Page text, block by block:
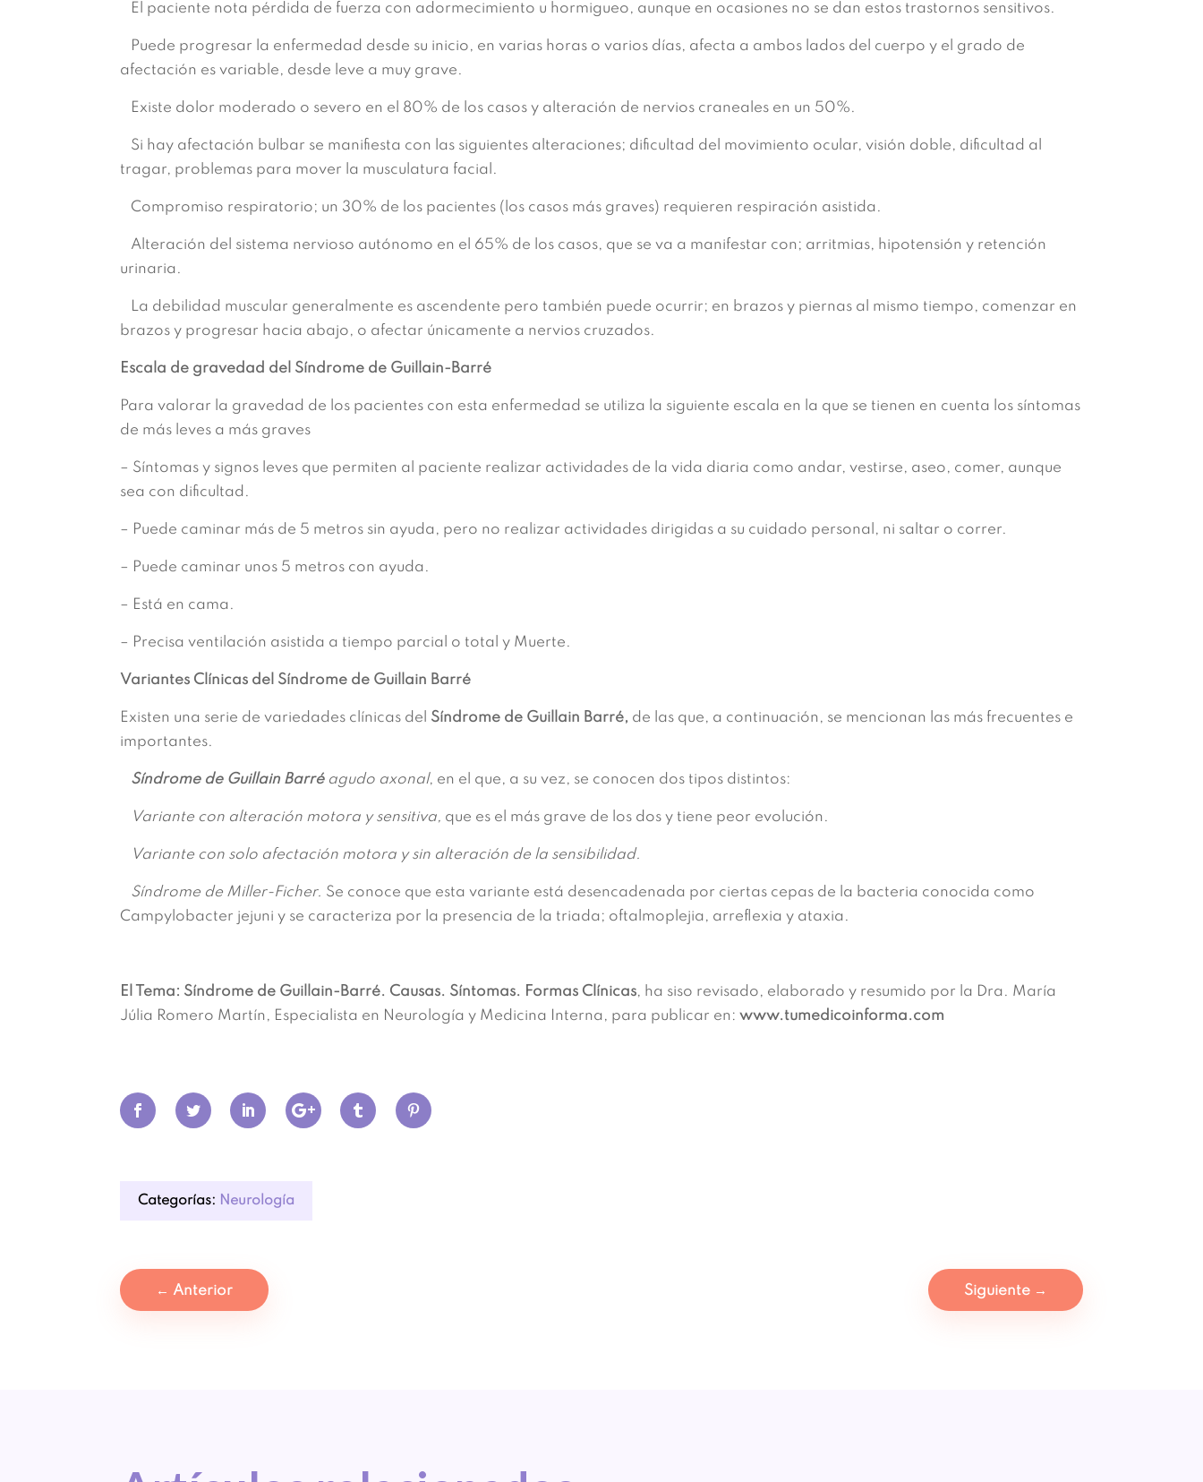
El paciente nota pérdida de fuerza con adormecimiento u hormigueo, aunque en ocasiones no se dan estos trastornos sensitivos.
Puede progresar la enfermedad desde su inicio, en varias horas o varios días, afecta a ambos lados del cuerpo y el grado de
afectación es variable, desde leve a muy grave.
Existe dolor moderado o severo en el 80% de los casos y alteración de nervios craneales en un 50%.
Si hay afectación bulbar se manifiesta con las siguientes alteraciones; dificultad del movimiento ocular, visión doble, dificultad al
tragar, problemas para mover la musculatura facial.
Compromiso respiratorio; un 30% de los pacientes (los casos más graves) requieren respiración asistida.
Alteración del sistema nervioso autónomo en el 65% de los casos, que se va a manifestar con; arritmias, hipotensión y retención
urinaria.
La debilidad muscular generalmente es ascendente pero también puede ocurrir; en brazos y piernas al mismo tiempo, comenzar en
brazos y progresar hacia abajo, o afectar únicamente a nervios cruzados.
Escala de gravedad del Síndrome de Guillain-Barré
Para valorar la gravedad de los pacientes con esta enfermedad se utiliza la siguiente escala en la que se tienen en cuenta los síntomas
de más leves a más graves
– Síntomas y signos leves que permiten al paciente realizar actividades de la vida diaria como andar, vestirse, aseo, comer, aunque
sea con dificultad.
– Puede caminar más de 5 metros sin ayuda, pero no realizar actividades dirigidas a su cuidado personal, ni saltar o correr.
– Puede caminar unos 5 metros con ayuda.
– Está en cama.
– Precisa ventilación asistida a tiempo parcial o total y Muerte.
Variantes Clínicas del Síndrome de Guillain Barré
Existen una serie de variedades clínicas del Síndrome de Guillain Barré, de las que, a continuación, se mencionan las más frecuentes e
importantes.
Síndrome de Guillain Barréagudo axonal, en el que, a su vez, se conocen dos tipos distintos:
Variante con alteración motora y sensitiva, que es el más grave de los dos y tiene peor evolución.
Variante con solo afectación motora y sin alteración de la sensibilidad.
Síndrome de Miller-Ficher. Se conoce que esta variante está desencadenada por ciertas cepas de la bacteria conocida como
Campylobacter jejuni y se caracteriza por la presencia de la triada; oftalmoplejia, arreflexia y ataxia.
El Tema: Síndrome de Guillain-Barré. Causas. Síntomas. Formas Clínicas, ha siso revisado, elaborado y resumido por la Dra. María
Júlia Romero Martín, Especialista en Neurología y Medicina Interna, para publicar en: www.tumedicoinforma.com
Categorías: Neurología
← Anterior Siguiente→